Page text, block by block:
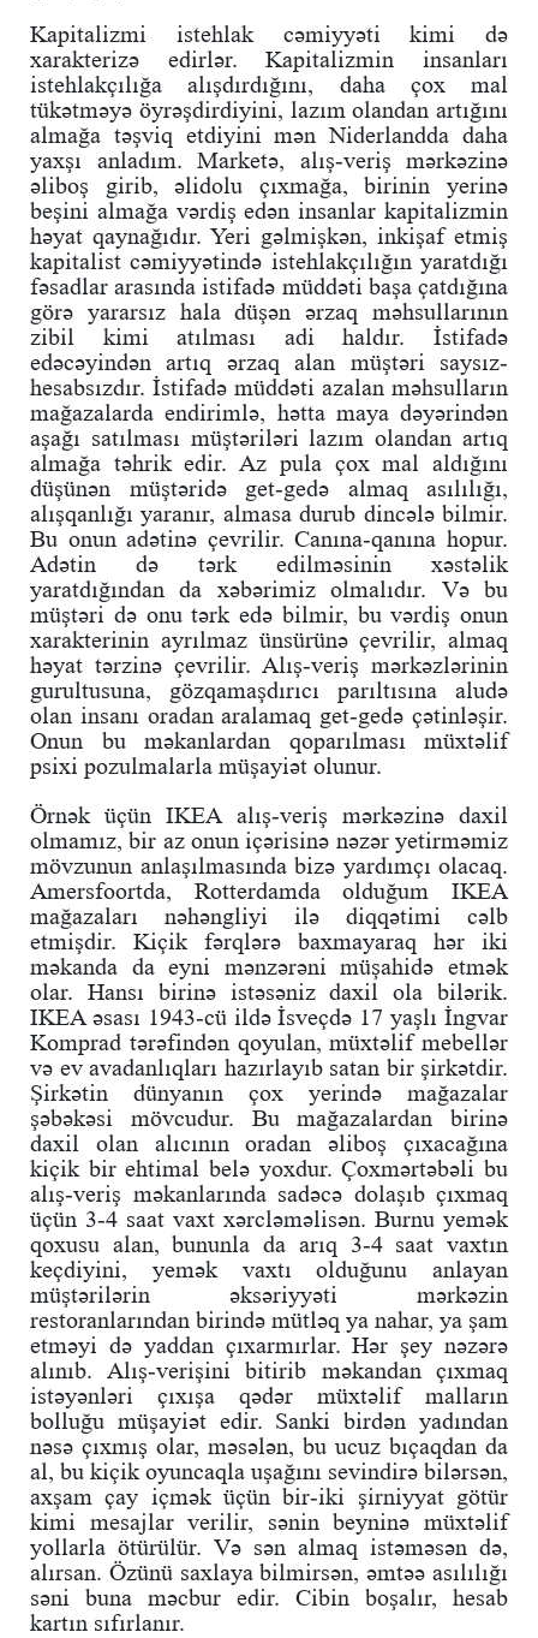
Kapitalizmi istehlak cəmiyyəti kimi də
xarakterizə edirlər. Kapitalizmin insanları
istehlakçılığa alışdırdığını, daha çox mal
tükətməyə öyrəşdirdiyini, lazım olandan artığını
almağa təşviq etdiyini mən Niderlandda daha
yaxşı anladım. Marketə, alış-veriş mərkəzinə
əliboş girib, əlidolu çıxmağa, birinin yerinə
beşini almağa vərdiş edən insanlar kapitalizmin
həyat qaynağıdır. Yeri gəlmişkən, inkişaf etmiş
kapitalist cəmiyyətində istehlakçılığın yaratdığı
fəsadlar arasında istifadə müddəti başa çatdığına
görə yararsız hala düşən ərzaq məhsullarının
zibil kimi atılması adi haldır. İstifadə
edəcəyindən artıq ərzaq alan müştəri saysız-
hesabsızdır. İstifadə müddəti azalan məhsulların
mağazalarda endirimlə, hətta maya dəyərindən
aşağı satılması müştəriləri lazım olandan artıq
almağa təhrik edir. Az pula çox mal aldığını
düşünən müştəridə get-gedə almaq asılılığı,
alışqanlığı yaranır, almasa durub dincələ bilmir.
Bu onun adətinə çevrilir. Canına-qanına hopur.
Adətin də tərk edilməsinin xəstəlik
yaratdığından da xəbərimiz olmalıdır. Və bu
müştəri də onu tərk edə bilmir, bu vərdiş onun
xarakterinin ayrılmaz ünsürünə çevrilir, almaq
həyat tərzinə çevrilir. Alış-veriş mərkəzlərinin
gurultusuna, gözqamaşdırıcı parıltısına aludə
olan insanı oradan aralamaq get-gedə çətinləşir.
Onun bu məkanlardan qoparılması müxtəlif
psixi pozulmalarla müşayiət olunur.
Örnək üçün IKEA alış-veriş mərkəzinə daxil
olmamız, bir az onun içərisinə nəzər yetirməmiz
mövzunun anlaşılmasında bizə yardımçı olacaq.
Amersfoortda, Rotterdamda olduğum IKEA
mağazaları nəhəngliyi ilə diqqətimi cəlb
etmişdir. Kiçik fərqlərə baxmayaraq hər iki
məkanda da eyni mənzərəni müşahidə etmək
olar. Hansı birinə istəsəniz daxil ola bilərik.
IKEA əsası 1943-cü ildə İsveçdə 17 yaşlı İngvar
Komprad tərəfindən qoyulan, müxtəlif mebellər
və ev avadanlıqları hazırlayıb satan bir şirkətdir.
Şirkətin dünyanın çox yerində mağazalar
şəbəkəsi mövcudur. Bu mağazalardan birinə
daxil olan alıcının oradan əliboş çıxacağına
kiçik bir ehtimal belə yoxdur. Çoxmərtəbəli bu
alış-veriş məkanlarında sadəcə dolaşıb çıxmaq
üçün 3-4 saat vaxt xərcləməlisən. Burnu yemək
qoxusu alan, bununla da arıq 3-4 saat vaxtın
keçdiyini, yemək vaxtı olduğunu anlayan
müştərilərin əksəriyyəti mərkəzin
restoranlarından birində mütləq ya nahar, ya şam
etməyi də yaddan çıxarmırlar. Hər şey nəzərə
alınıb. Alış-verişini bitirib məkandan çıxmaq
istəyənləri çıxışa qədər müxtəlif malların
bolluğu müşayiət edir. Sanki birdən yadından
nəsə çıxmış olar, məsələn, bu ucuz bıçaqdan da
al, bu kiçik oyuncaqla uşağını sevindirə bilərsən,
axşam çay içmək üçün bir-iki şirniyyat götür
kimi mesajlar verilir, sənin beyninə müxtəlif
yollarla ötürülür. Və sən almaq istəməsən də,
alırsan. Özünü saxlaya bilmirsən, əmtəə asılılığı
səni buna məcbur edir. Cibin boşalır, hesab
kartın sıfırlanır.